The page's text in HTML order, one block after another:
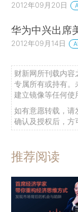
2012年09月20日
华为中兴出席
2012年09月14日
财新网所刊载内容
专属所有或持有。
建立镜像等任何使
如有意愿转载，请
确认及授权后，方
推荐阅读